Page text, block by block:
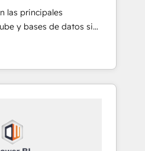
las principales
y bases de datos sin